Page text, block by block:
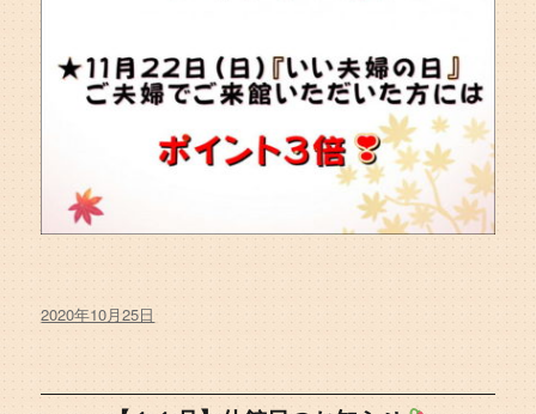
投
稿
日:
2020年10月25日